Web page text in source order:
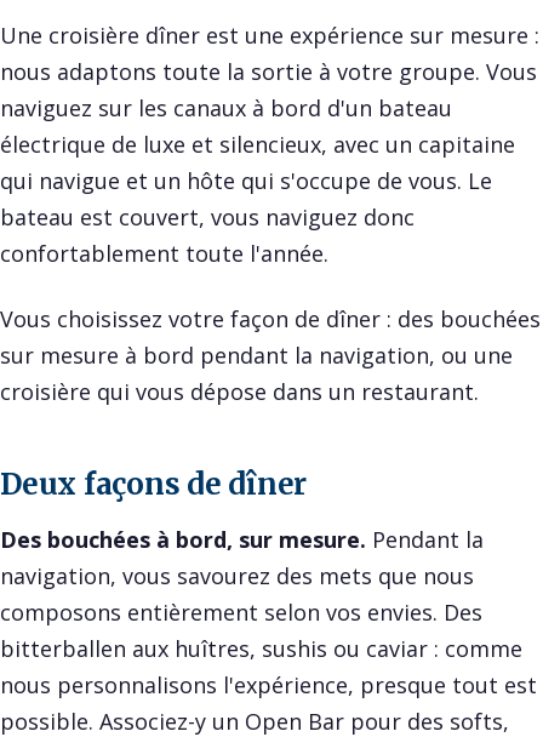
Une croisière dîner est une expérience sur mesure :
nous adaptons toute la sortie à votre groupe. Vous
naviguez sur les canaux à bord d'un bateau
électrique de luxe et silencieux, avec un capitaine
qui navigue et un hôte qui s'occupe de vous. Le
bateau est couvert, vous naviguez donc
confortablement toute l'année.
Vous choisissez votre façon de dîner : des bouchées
sur mesure à bord pendant la navigation, ou une
croisière qui vous dépose dans un restaurant.
Deux façons de dîner
Des bouchées à bord, sur mesure. Pendant la
navigation, vous savourez des mets que nous
composons entièrement selon vos envies. Des
bitterballen aux huîtres, sushis ou caviar : comme
nous personnalisons l'expérience, presque tout est
possible. Associez-y un Open Bar pour des softs,